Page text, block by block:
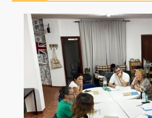
la
navegación
Image